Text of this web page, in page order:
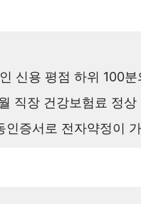
신용 평점 하위 100
직장 건강보험료 정상
인증서로 전자약정이